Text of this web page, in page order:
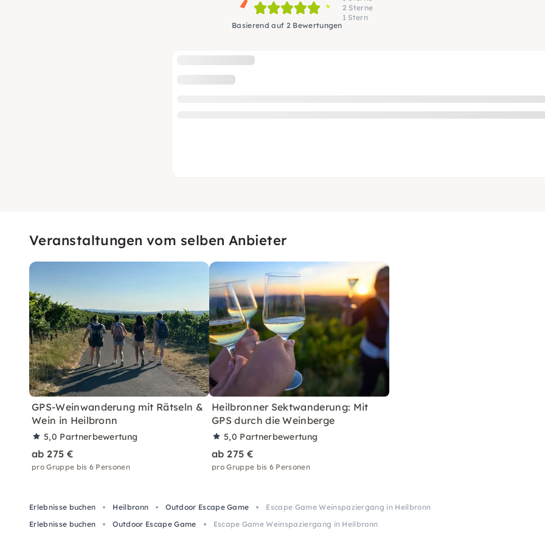
Basierend auf 2 Bewertungen
2 Sterne
1 Stern
Veranstaltungen vom selben Anbieter
GPS-Weinwanderung mit Rätseln &
Wein in Heilbronn
5,0 Partnerbewertung
ab 275 €
pro Gruppe bis 6 Personen
Heilbronner Sektwanderung: Mit
GPS durch die Weinberge
5,0 Partnerbewertung
ab 275 €
pro Gruppe bis 6 Personen
Erlebnisse buchen Heilbronn Outdoor Escape Game
Escape Game Weinspaziergang in Heilbronn
Erlebnisse buchen
Outdoor Escape Game Escape Game Weinspaziergang in Heilbronn